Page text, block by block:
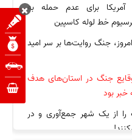
آمریکا برای عدم حمله به
خط لوله کاسپین
جنگ روایت‌ها بر سر امید
جنگ در استان‌های هدف
خبر بود
از یک شهر جمع‌آوری و در